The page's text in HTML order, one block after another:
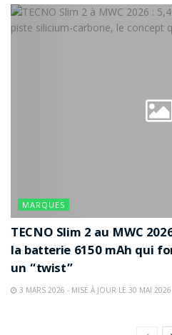
MARQUES
TECNO Slim 2 au MWC
la batterie 6150 mAh qui
un “twist”
3 MARS 2026 - MISE À JOUR LE 30 MAI 2026